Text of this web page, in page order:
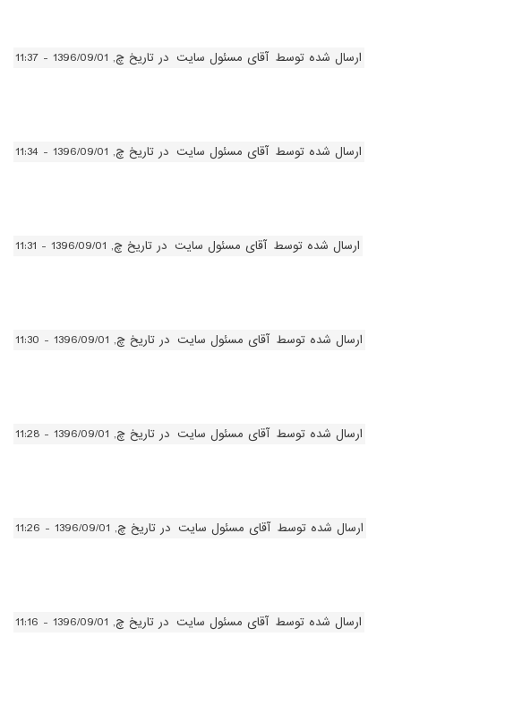
ارسال شده توسط آقای مسئول سایت در تاریخ چ, 1396/09/01 - 11:37
ارسال شده توسط آقای مسئول سایت در تاریخ چ, 1396/09/01 - 11:34
ارسال شده توسط آقای مسئول سایت در تاریخ چ, 1396/09/01 - 11:31
ارسال شده توسط آقای مسئول سایت در تاریخ چ, 1396/09/01 - 11:30
ارسال شده توسط آقای مسئول سایت در تاریخ چ, 1396/09/01 - 11:28
ارسال شده توسط آقای مسئول سایت در تاریخ چ, 1396/09/01 - 11:26
ارسال شده توسط آقای مسئول سایت در تاریخ چ, 1396/09/01 - 11:16